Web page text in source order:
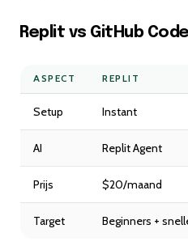
Replit vs GitHub
ASPECT REPLIT
Setup Instant
AI Replit Agent
Prijs $20/maand
Target Beginners +